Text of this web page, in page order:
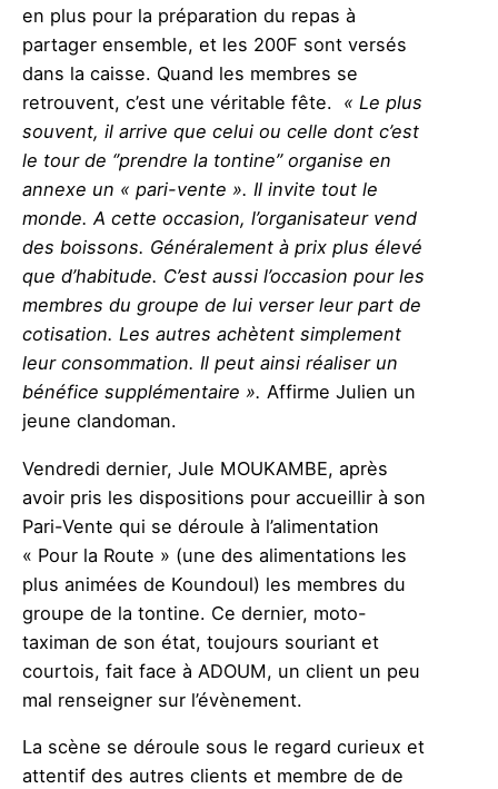
en plus pour la préparation du repas à
partager ensemble, et les 200F sont versés
dans la caisse. Quand les membres se
retrouvent, c’est une véritable fête. « Le plus
souvent, il arrive que celui ou celle dont c’est
le tour de ‘’prendre la tontine’’ organise en
annexe un « pari-vente ». Il invite tout le
monde. A cette occasion, l’organisateur vend
des boissons. Généralement à prix plus élevé
que d’habitude. C’est aussi l’occasion pour les
membres du groupe de lui verser leur part de
cotisation. Les autres achètent simplement
leur consommation. Il peut ainsi réaliser un
bénéfice supplémentaire ». Affirme Julien un
jeune clandoman.
Vendredi dernier, Jule MOUKAMBE, après
avoir pris les dispositions pour accueillir à son
Pari-Vente qui se déroule à l’alimentation
« Pour la Route » (une des alimentations les
plus animées de Koundoul) les membres du
groupe de la tontine. Ce dernier, moto-
taximan de son état, toujours souriant et
courtois, fait face à ADOUM, un client un peu
mal renseigner sur l’évènement.
La scène se déroule sous le regard curieux et
attentif des autres clients et membre de de